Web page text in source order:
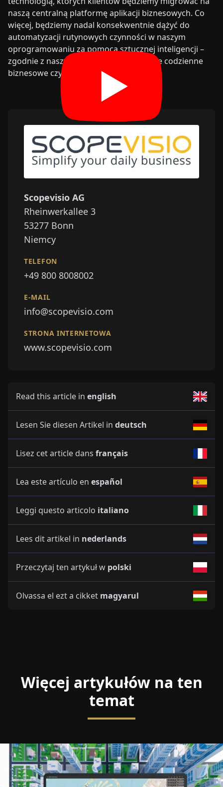
naszą centralną platformę aplikacji biznesowych. Co
więcej, będziemy nadal konsekwentnie dążyć do
automatyzacji rutynowych czynności w naszym
oprogramowaniu za pomocą sztucznej inteligencji –
zgodnie z naszym mottem ‘Uprość swoje codzienne
biznesowe czynności’.
Scopevisio AG
Rheinwerkallee 3
53277 Bonn
Niemcy
TELEFON
+49 800 8008002
E-MAIL
info@scopevisio.com
STRONA INTERNETOWA
www.scopevisio.com
Read this article in english
Lesen Sie diesen Artikel in deutsch
Lisez cet article dans français
Lea este artículo en español
Leggi questo articolo italiano
Lees dit artikel in nederlands
Przeczytaj ten artykuł w polski
Olvassa el ezt a cikket magyarul
Więcej artykułów na ten
temat